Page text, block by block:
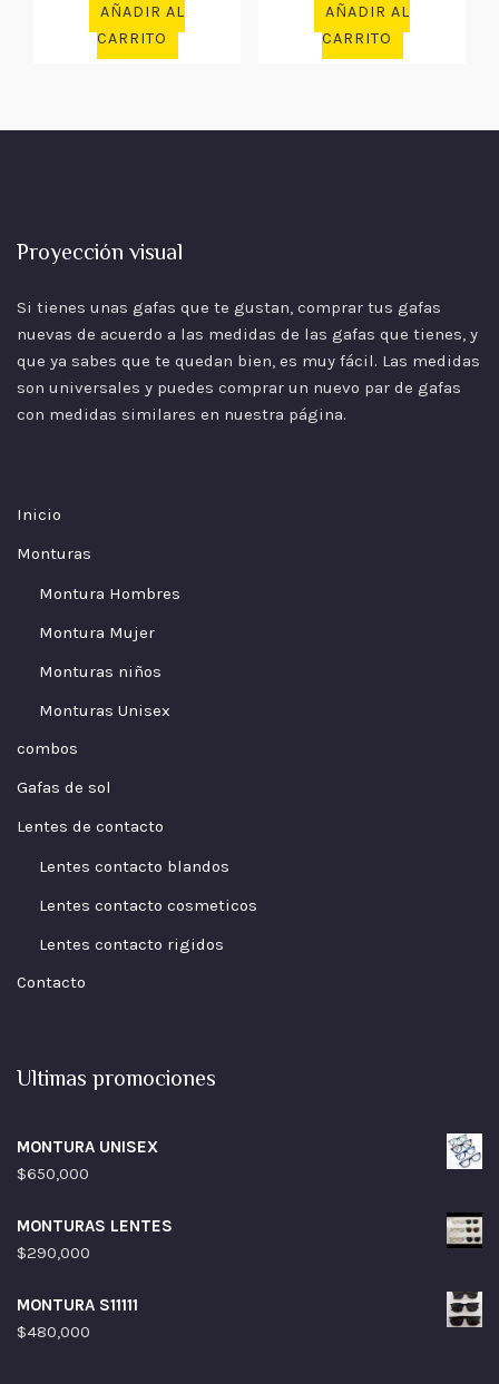
AÑADIR AL
CARRITO
AÑADIR AL
CARRITO
Proyección visual
Si tienes unas gafas que te gustan, comprar tus gafas
nuevas de acuerdo a las medidas de las gafas que tienes, y
que ya sabes que te quedan bien, es muy fácil. Las medidas
son universales y puedes comprar un nuevo par de gafas
con medidas similares en nuestra página.
Inicio
Monturas
Montura Hombres
Montura Mujer
Monturas niños
Monturas Unisex
combos
Gafas de sol
Lentes de contacto
Lentes contacto blandos
Lentes contacto cosmeticos
Lentes contacto rigidos
Contacto
Ultimas promociones
MONTURA UNISEX
$650,000
MONTURAS LENTES
$290,000
MONTURA S11111
$480,000